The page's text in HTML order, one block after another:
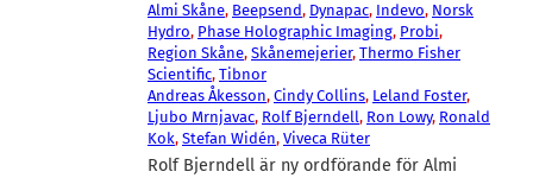
Almi Skåne, Beepsend, Dynapac, Indevo, Norsk
Hydro, Phase Holographic Imaging, Probi
Region Skåne, Skånemejerier, Thermo Fisher
Scientific, Tibnor
Andreas Åkesson, Cindy Collins, Leland Foster
Ljubo Mrnjavac, Rolf Bjerndell, Ron Lowy, Ronald
Kok, Stefan Widén, Viveca Rüter
Rolf Bjerndell är ny ordförande för Almi